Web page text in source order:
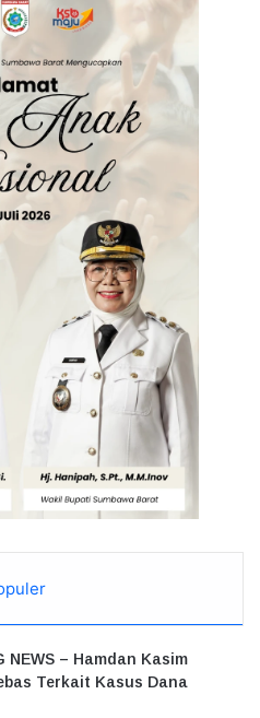
NEWS – Hamdan Kasim
Terkait Kasus Dana